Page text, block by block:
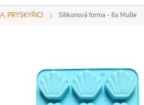
PRYSKYŘICI Silikonová forma - 6x Mušle